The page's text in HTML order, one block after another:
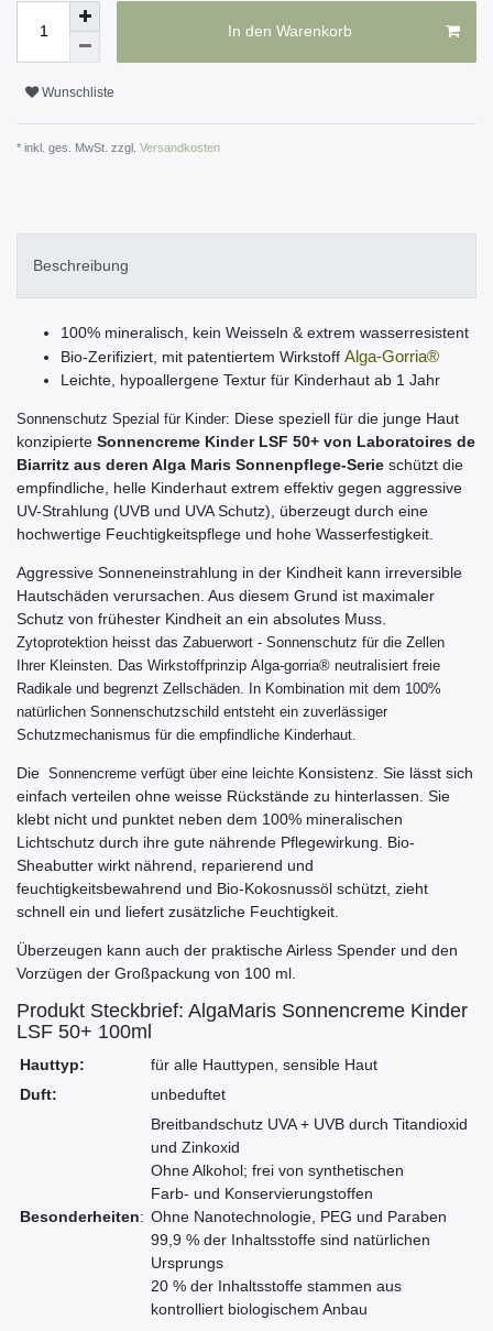
In den Warenkorb
Wunschliste
* inkl. ges. MwSt. zzgl. Versandkosten
Beschreibung
100% mineralisch, kein Weisseln & extrem wasserresistent
Bio-Zerifiziert, mit patentiertem Wirkstoff Alga-Gorria®
Leichte, hypoallergene Textur für Kinderhaut ab 1 Jahr
Sonnenschutz Spezial für Kinder: Diese speziell für die junge Haut
konzipierte Sonnencreme Kinder LSF 50+ von Laboratoires de
Biarritz aus deren Alga Maris Sonnenpflege-Serie schützt die
empfindliche, helle Kinderhaut extrem effektiv gegen aggressive
UV-Strahlung (UVB und UVA Schutz), überzeugt durch eine
hochwertige Feuchtigkeitspflege und hohe Wasserfestigkeit.
Aggressive Sonneneinstrahlung in der Kindheit kann irreversible
Hautschäden verursachen. Aus diesem Grund ist maximaler
Schutz von frühester Kindheit an ein absolutes Muss.
Zytoprotektion heisst das Zabuerwort - Sonnenschutz für die Zellen
Ihrer Kleinsten. Das Wirkstoffprinzip Alga-gorria® neutralisiert freie
Radikale und begrenzt Zellschäden. In Kombination mit dem 100%
natürlichen Sonnenschutzschild entsteht ein zuverlässiger
Schutzmechanismus für die empfindliche Kinderhaut.
Die Sonnencreme verfügt über eine leichte Konsistenz. Sie lässt sich
einfach verteilen ohne weisse Rückstände zu hinterlassen. Sie
klebt nicht und punktet neben dem 100% mineralischen
Lichtschutz durch ihre gute nährende Pflegewirkung. Bio-
Sheabutter wirkt nährend, reparierend und
feuchtigkeitsbewahrend und Bio-Kokosnussöl schützt, zieht
schnell ein und liefert zusätzliche Feuchtigkeit.
Überzeugen kann auch der praktische Airless Spender und den
Vorzügen der Großpackung von 100 ml.
Produkt Steckbrief: AlgaMaris Sonnencreme Kinder
LSF 50+ 100ml
Hauttyp:
für alle Hauttypen, sensible Haut
Duft:
unbeduftet
Besonderheiten:
Breitbandschutz UVA + UVB durch Titandioxid
und Zinkoxid
Ohne Alkohol; frei von synthetischen
Farb- und Konservierungstoffen
Ohne Nanotechnologie, PEG und Paraben
99,9 % der Inhaltsstoffe sind natürlichen
Ursprungs
20 % der Inhaltsstoffe stammen aus
kontrolliert biologischem Anbau